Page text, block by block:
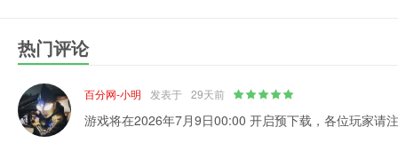
热门评论
百分网-小明 发表于 29天前
游戏将在2026年7月9日00:00 开启预下载，各位玩家请